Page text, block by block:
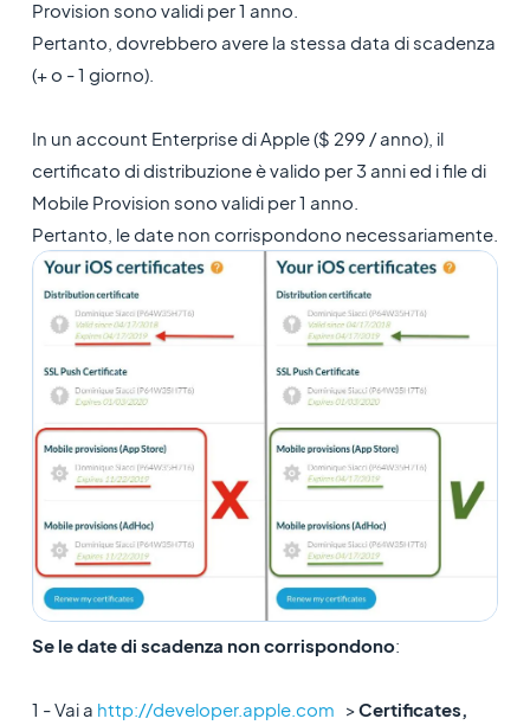
Provision sono validi per 1 anno.
Pertanto, dovrebbero avere la stessa data di scadenza
(+ o - 1 giorno).
In un account Enterprise di Apple ($ 299 / anno), il
certificato di distribuzione è valido per 3 anni ed i file di
Mobile Provision sono validi per 1 anno.
Pertanto, le date non corrispondono necessariamente.
Se le date di scadenza non corrispondono:
1 - Vai a http://developer.apple.com >Certificates,